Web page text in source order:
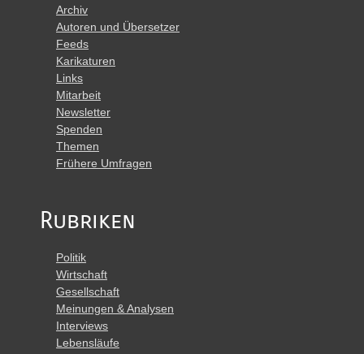
Archiv
Autoren und Übersetzer
Feeds
Karikaturen
Links
Mitarbeit
Newsletter
Spenden
Themen
Frühere Umfragen
Rubriken
Politik
Wirtschaft
Gesellschaft
Meinungen & Analysen
Interviews
Lebensläufe